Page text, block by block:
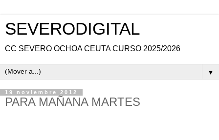
SEVERODIGITAL
CC SEVERO OCHOA CEUTA CURSO 2025/2026
▼
19 noviembre 2012
PARA MAÑANA MARTES